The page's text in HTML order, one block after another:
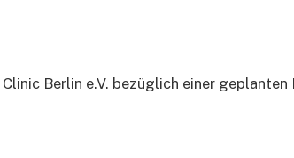
Berlin e.V. bezüglich einer geplanten